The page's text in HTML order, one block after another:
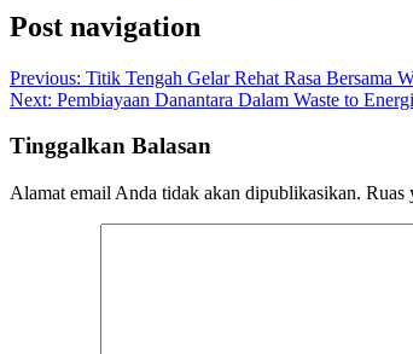
Post navigation
Previous: Titik Tengah Gelar Rehat Rasa Bersama
Next: Pembiayaan Danantara Dalam Waste to
Tinggalkan Balasan
Alamat email Anda tidak akan dipublikasikan. Ruas